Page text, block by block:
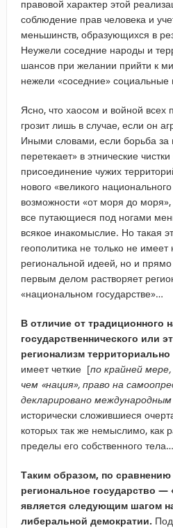
правовой характер этой
соблюдение прав человека и
меньшинств, образующихся в
Неужели соседние народы и
шансов при желании прийти к
нежели «соседние» социальные
Ясно, что хаосом и войной всех
грозит лишь в случае, если он
Иными словами, если борьба за
перетекает» в этнические
присоединение чужих
нового «великого
возможности «от моря до
все путающиеся под ногами
всякое инакомыслие. Но такая
геополитика не только не
региональной идеей, но и
первым делом растворяет
«национальном государстве»…
В отличие от традиционного
государственнического или
регионализм территориально
имеет четкие [по крайней
чем «нация», право на
декларировано
исторически сложившиеся
которых так же немыслимо, как
пределы его собственного тела…
Таким образом, по
региональное государство
является следующим шагом
либеральной демократии.